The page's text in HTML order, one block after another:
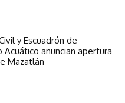
y Escuadrón de
Acuático anuncian apertura
Mazatlán